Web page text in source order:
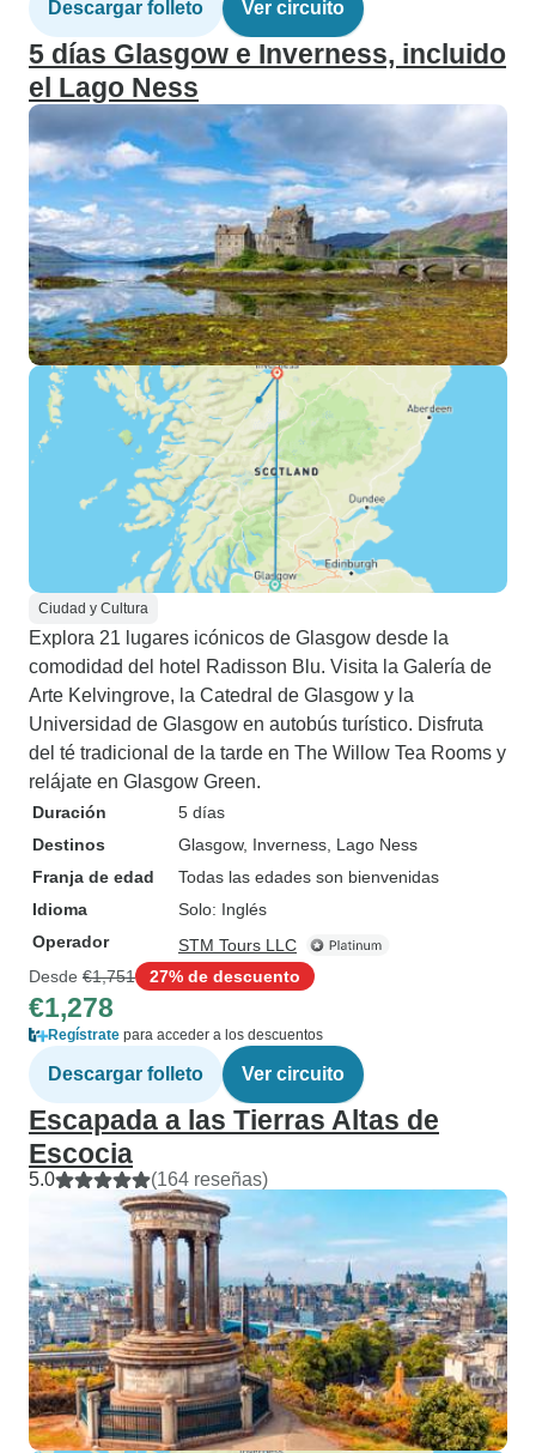
Descargar folleto Ver circuito
5 días Glasgow e Inverness, incluido
el Lago Ness
Ciudad y Cultura
Explora 21 lugares icónicos de Glasgow desde la
comodidad del hotel Radisson Blu. Visita la Galería de
Arte Kelvingrove, la Catedral de Glasgow y la
Universidad de Glasgow en autobús turístico. Disfruta
del té tradicional de la tarde en The Willow Tea Rooms y
relájate en Glasgow Green.
Duración
5 días
Destinos
Glasgow, Inverness , Lago Ness
Franja de edad
Todas las edades son bienvenidas
Idioma
Solo: Inglés
Operador
STM Tours LLC
Desde €1,751 27% de descuento
€1,278
Regístrate para acceder a los descuentos
Descargar folleto Ver circuito
Escapada a las Tierras Altas de
Escocia
5.0 (164 reseñas)